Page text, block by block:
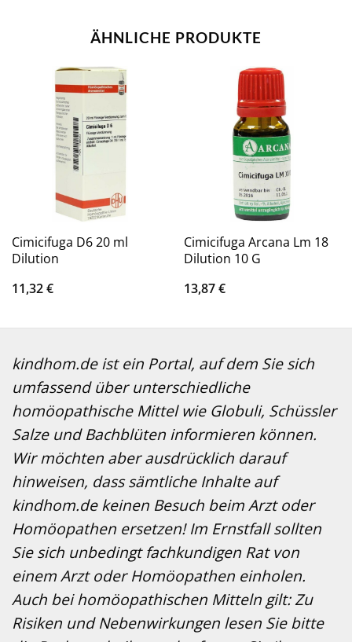
ÄHNLICHE PRODUKTE
Cimicifuga D6 20 ml
Dilution
11,32€
Cimicifuga Arcana Lm 18
Dilution 10 G
13,87€
kindhom.de ist ein Portal, auf dem Sie sich
umfassend über unterschiedliche
homöopathische Mittel wie Globuli, Schüssler
Salze und Bachblüten informieren können.
Wir möchten aber ausdrücklich darauf
hinweisen, dass sämtliche Inhalte auf
kindhom.de keinen Besuch beim Arzt oder
Homöopathen ersetzen! Im Ernstfall sollten
Sie sich unbedingt fachkundigen Rat von
einem Arzt oder Homöopathen einholen.
Auch bei homöopathischen Mitteln gilt: Zu
Risiken und Nebenwirkungen lesen Sie bitte